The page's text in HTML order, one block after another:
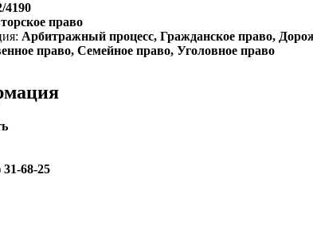
4190
право
Арбитражный процесс, Гражданское право,
право, Семейное право, Уголовное право
31-68-25